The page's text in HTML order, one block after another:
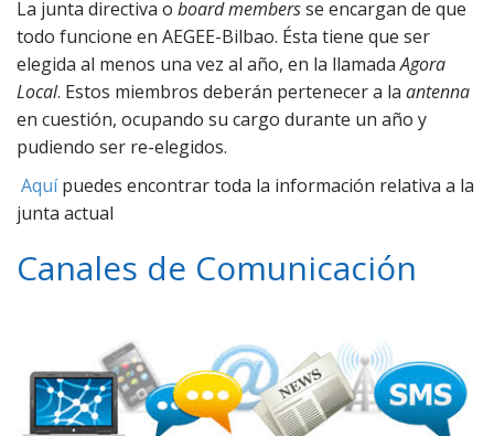
La junta directiva o board membersse encargan de que
todo funcione en AEGEE-Bilbao. Ésta tiene que ser
elegida al menos una vez al año, en la llamadaAgora
Local. Estos miembros deberán pertenecer a la antenna
en cuestión, ocupando su cargo durante un año y
pudiendo ser re-elegidos.
Aquípuedes encontrar toda la información relativa a la
junta actual
Canales de Comunicación